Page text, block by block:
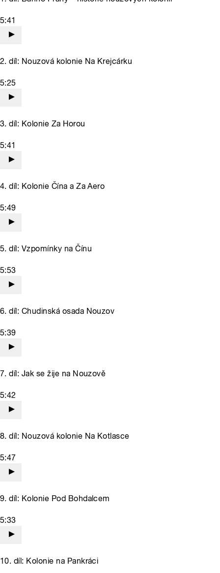
5:41
2. díl: Nouzová kolonie Na Krejcárku
5:25
3. díl: Kolonie Za Horou
5:41
4. díl: Kolonie Čína a Za Aero
5:49
5. díl: Vzpomínky na Čínu
5:53
6. díl: Chudinská osada Nouzov
5:39
7. díl: Jak se žije na Nouzově
5:42
8. díl: Nouzová kolonie Na Kotlasce
5:47
9. díl: Kolonie Pod Bohdalcem
5:33
10. díl: Kolonie na Pankráci